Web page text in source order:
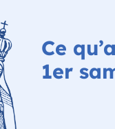
Ce
1er